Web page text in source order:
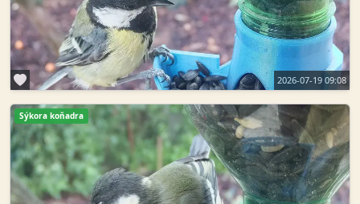
2026-07-19 09:08
Sýkora koňadra